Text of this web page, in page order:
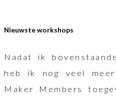
Nieuwste workshops
Nadat ik
heb ik nog veel
Maker Members